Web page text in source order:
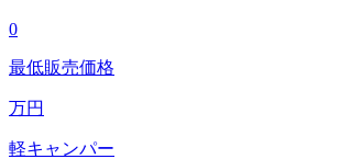
0
最低販売価格
万円
軽キャンパー